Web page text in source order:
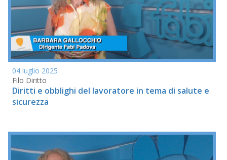
04 luglio 2025
Filo Diritto
Diritti e obblighi del lavoratore in tema di salute e
sicurezza